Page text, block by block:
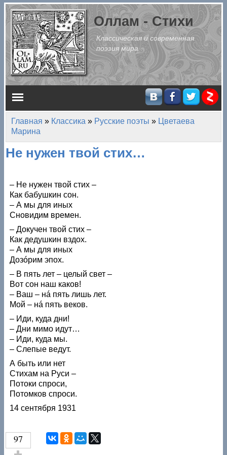
Перейти к основному содержанию
Оллам - Стихи
Классическая и современная
поэзия мира
Главное меню
Вы здесь
Главная » Классика » Русские поэты » Цветаева
Марина
Не нужен твой стих…
– Не нужен твой стих –
Как бабушкин сон.
– А мы для иных
Сновидим времен.
– Докучен твой стих –
Как дедушкин вздох.
– А мы для иных
Дозóрим эпох.
– В пять лет – целый свет –
Вот сон наш каков!
– Ваш – нá пять лишь лет.
Мой – нá пять веков.
– Иди, куда дни!
– Дни мимо идут…
– Иди, куда мы.
– Слепые ведут.
А быть или нет
Стихам на Руси –
Потоки спроси,
Потомков спроси.
14 сентября 1931
97